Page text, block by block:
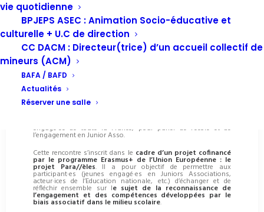
vie quotidienne
BPJEPS ASEC : Animation Socio-éducative et
culturelle + U.C de direction
CC DACM : Directeur(trice) d’un accueil collectif de
mineurs (ACM)
BAFA / BAFD
Actualités
Réserver une salle
Rencontre Nationale des Juniors
Associations 2025
Duvendredi 23 au dimanche 25 mai
l’enseignement Nouvelle-Aquitaine et la Fédération de la
Vienne de la Ligue de l’enseignement co-organisent
laRencontre nationale des Juniors Associations à
engagé·es de toute la France, pour parler de l’école et de
l’engagement en Junior Asso.
Cette rencontre s’inscrit dans le cadre d’un projet cofinancé
par le programme Erasmus+ de l’Union Européenne : le
projet Para//èles. Il a pour objectif de permettre aux
participant·es (jeunes engagé·es en Juniors Associations,
acteur·ices de l’Education nationale, etc.) d’échanger et de
réfléchir ensemble sur le sujet de la reconnaissance de
l’engagement et des compétences développées par le
biais associatif dans le milieu scolaire.